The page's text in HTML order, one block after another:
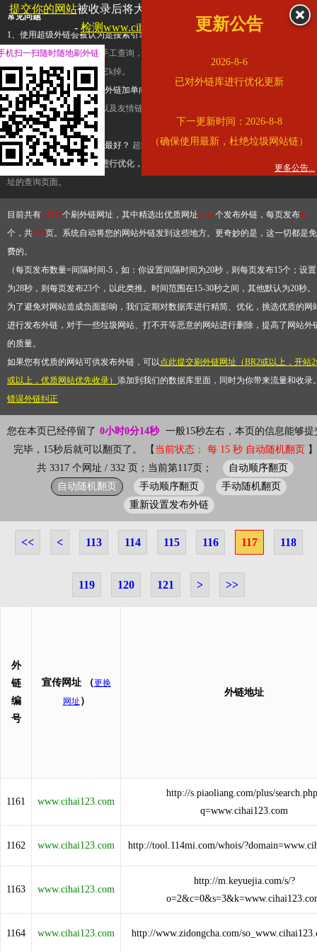
常见问题
1、使用超级外链会被认为是搜索引擎优化作弊吗？ 超级外链只是一个简便而集成
查询工具，模拟的是正常手工查询，不是作弊。如果是作弊，那您可以使用超级外
推广竞争对手的网址，让它k掉。
2、网站优化单纯依靠超级外链加单向链接可行吗？
链，需要结合普通的外链以及友情链接，您可以到站长论坛发布外链，到友情链接
台交换友情链接。
3、如何使用超级外链效果最好？ 超级外链不同于普通的外链，它是动态的链接，
有频繁使用超级外链工具进行优化，才能获得稳定的外链
，最终使搜索引擎收录带
址的查询页面。
目前共有13212个刷外链网址，其中精选出优质网址3317个发布外链，每页发布10
个，共332页。系统自动将您的网站外链发到这些地方。更奇妙的是，这一切都是免
费的。
（每页发布数量=间隔时间-5，如：你设置间隔时间为20秒，则每页发布15个；设置
为28秒，则每页发布23个，以此类推。时间范围在15-30秒之间，其他默认为20秒
为了避免对网站造成负面影响，我们定期对数据库进行精简、优化，挑选优质的网
进行发布外链，对于一些垃圾网站、打不开等恶意的网站进行删除，提高了网站外
的质量。
如果您有优质的网站可供发布外链，可以点此提交刷外链网址（BR2或以上，开站
或以上，优质网站优先收录） 添加到我们的数据库里面，同时为你带来流量和收录
错误外链纠正
您在本页已经停留了 0小时0分14秒 一般15秒左右，本页的信息能够提
完毕，15秒后就可以翻页了。 【 当前状态： 每 15 秒 自动随机翻页 】
共 3317 个网址 / 332 页；当前第117页；
自动顺序翻页
自动随机翻页
手动顺序翻页
手动随机翻页
重新设置发布外链
<< < 113 114 115 116 117 118
119 120 121 > >>
外
链
编
号
宣传网址 （更换
网址 ）
外链地址
1161 www.cihai123.com
http://s.piaoliang.com/plus/
q=www.cihai123.com
1162 www.cihai123.com http://tool.114mi.com/whois/
1163 www.cihai123.com
http://m.keyuejia.com/s/?
1164 www.cihai123.com http://www.zidongcha.com/
提交你的网站被收录后将大幅提升流量和外链，
查看展示页面
- 检测www.cihai123.com是否收录
更新公告
2026-8-6
已对外链库进行优化更新
下一更新时间：2026-8-8
（确保使用最新，杜绝垃圾网站链）
更多公告...
机扫一扫随时随地刷外链